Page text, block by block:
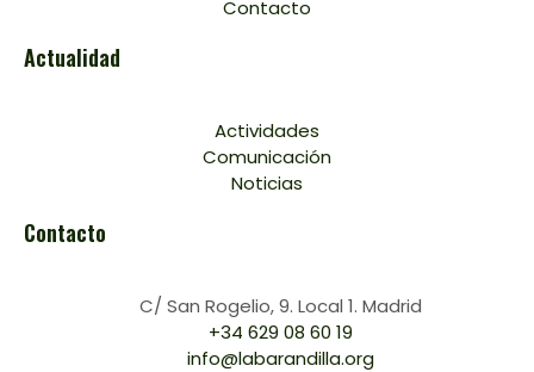
Contacto
Actualidad
Actividades
Comunicación
Noticias
Contacto
C/ San Rogelio, 9. Local 1. Madrid
+34 629 08 60 19
info@labarandilla.org